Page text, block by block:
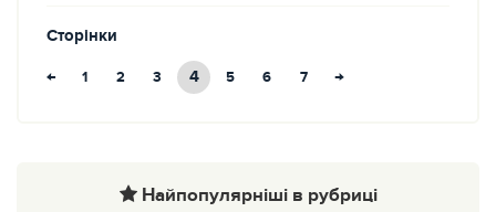
Сторінки
← 1 2 3 4 5 6 7 →
Найпопулярніші в рубриці